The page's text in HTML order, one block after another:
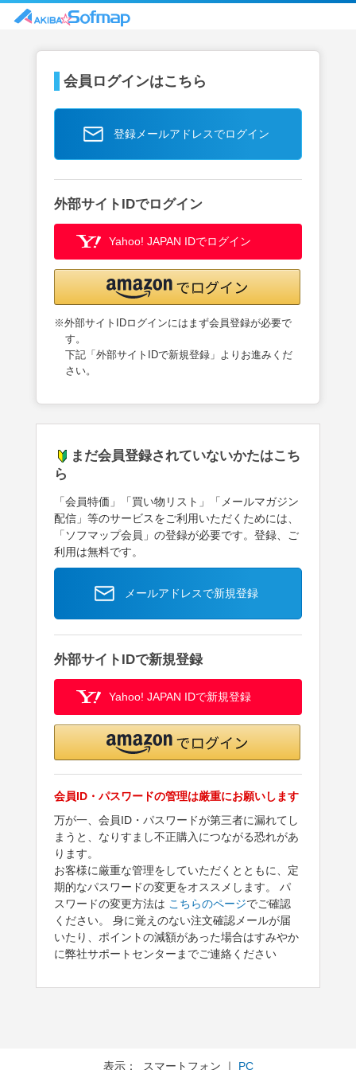
会員ログインはこちら
登録メールアドレスでログイン
外部サイトIDでログイン
Yahoo! JAPAN IDでログイン
※外部サイトIDログインにはまず会員登録が必要で
す。
下記「外部サイトIDで新規登録」よりお進みくだ
さい。
まだ会員登録されていないかたはこち
ら
「会員特価」「買い物リスト」「メールマガジン
配信」等のサービスをご利用いただくためには、
「ソフマップ会員」の登録が必要です。登録、ご
利用は無料です。
メールアドレスで新規登録
外部サイトIDで新規登録
Yahoo! JAPAN IDで新規登録
会員ID・パスワードの管理は厳重にお願いします
万が一、会員ID・パスワードが第三者に漏れてし
まうと、なりすまし不正購入につながる恐れがあ
ります。
お客様に厳重な管理をしていただくとともに、定
期的なパスワードの変更をオススメします。 パ
スワードの変更方法は こちらのページでご確認
ください。 身に覚えのない注文確認メールが届
いたり、ポイントの減額があった場合はすみやか
に弊社サポートセンターまでご連絡ください
表示： スマートフォン ｜ PC